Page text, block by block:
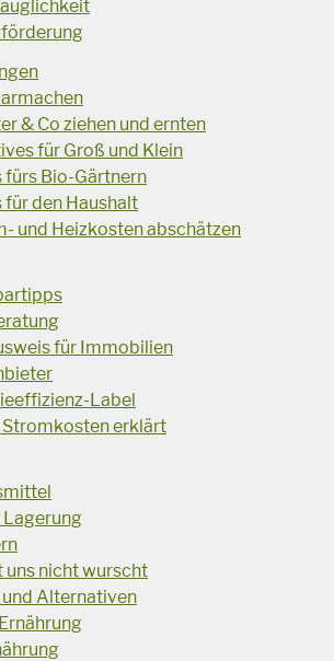
& Co ziehen und ernten
für Groß und Klein
fürs Bio-Gärtnern
für den Haushalt
und Heizkosten abschätzen
für Immobilien
Label
Stromkosten erklärt
Lagerung
uns nicht wurscht
Alternativen